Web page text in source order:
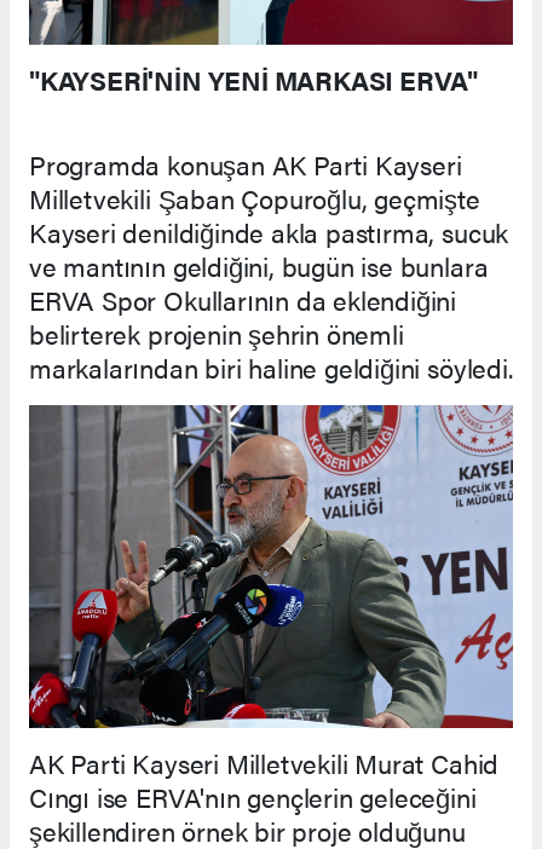
"KAYSERİ'NİN YENİ MARKASI ERVA"
Programda konuşan AK Parti Kayseri
Milletvekili Şaban Çopuroğlu, geçmişte
Kayseri denildiğinde akla pastırma, sucuk
ve mantının geldiğini, bugün ise bunlara
ERVA Spor Okullarının da eklendiğini
belirterek projenin şehrin önemli
markalarından biri haline geldiğini söyledi.
AK Parti Kayseri Milletvekili Murat Cahid
Cıngı ise ERVA'nın gençlerin geleceğini
şekillendiren örnek bir proje olduğunu